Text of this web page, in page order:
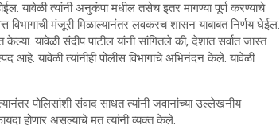
यावेळी त्यांनी अनुकंपा मधील तसेच इतर मागण्या पूर्ण करण्याचे
विभागाची मंजूरी मिळाल्यानंतर लवकरच शासन याबाबत निर्णय घेईल.
यावेळी संदीप पाटील यांनी सांगितले की, देशात सर्वात जास्त
आहे. यावेळी त्यांनीही पोलीस विभागाचे अभिनंदन केले. यावेळी
पोलिसांशी संवाद साधत त्यांनी जवानांच्या उल्लेखनीय
होणार असल्याचे मत त्यांनी व्यक्त केले.